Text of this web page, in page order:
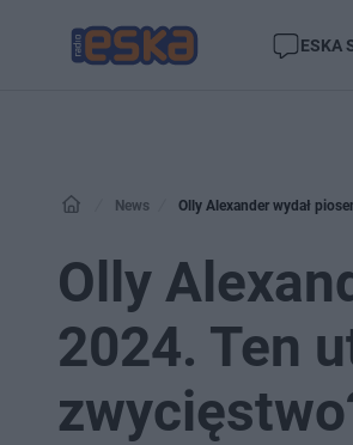
ESKA
News Olly Alexander wydał
Olly
2024. Ten